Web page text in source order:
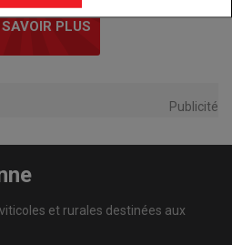
SAVOIR PLUS
Publicité
et rurales destinées aux